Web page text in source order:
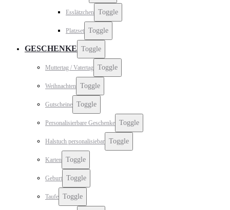
Esslätzchen Toggle
Platzset Toggle
GESCHENKE Toggle
Muttertag / Vatertag Toggle
Weihnachten Toggle
Gutscheine Toggle
Personalisierbare Geschenke Toggle
Halstuch personalisiebar Toggle
Karten Toggle
Geburt Toggle
Taufe Toggle